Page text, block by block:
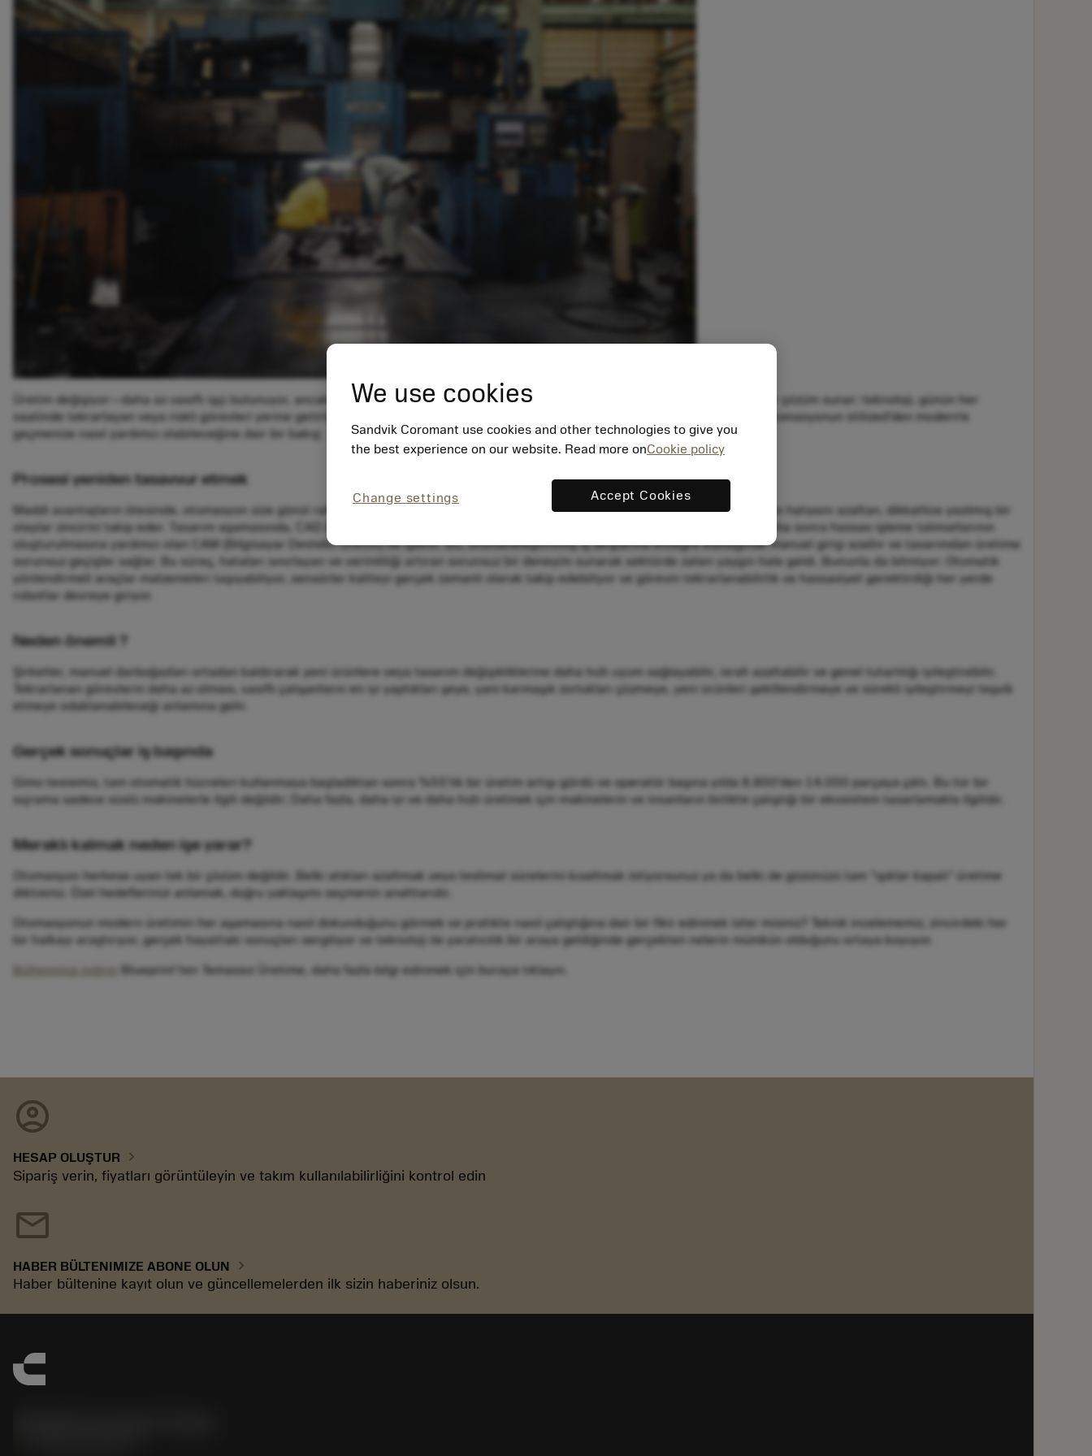
Üretim değişiyor—daha az vasıflı işçi bulunuyor, ancak yüksek kaliteli çıktıya olan talep güçlü kalmaya devam ediyor. Otomasyon bir çözüm sunar: teknoloji, günün her
saatinde tekrarlayan veya riskli görevleri yerine getirir ve yaratıcı problem çözme ve yenilik için insan yeteneğini serbest bırakır. Otomasyonun stilized'den modern'e
geçmenize nasıl yardımcı olabileceğine dair bir bakış:
Prosesi yeniden tasavvur etmek
Maddi avantajların ötesinde, otomasyon size gönül rahatlığı sağlar. Her şey, vasıflı işçileri tekrarlayan görevlerden kurtaran ve insan hatasını azaltan, dikkatlice yazılmış bir
olaylar zincirini takip eder. Tasarım aşamasında, CAD (Bilgisayar Destekli Tasarım) fikirleri ayrıntılı modellere dönüştürür. Bunlar daha sonra hassas işleme talimatlarının
oluşturulmasına yardımcı olan CAM (Bilgisayar Destekli Üretim) ile işlenir. Bu, otomatikleştirilmiş iş akışlarına entegre edildiğinde manuel girişi azaltır ve tasarımdan üretime
sorunsuz geçişler sağlar. Bu süreç, hataları sınırlayan ve verimliliği artıran sorunsuz bir deneyim sunarak sektörde zaten yaygın hale geldi. Bununla da bitmiyor: Otomatik
yönlendirmeli araçlar malzemeleri taşıyabiliyor, sensörler kaliteyi gerçek zamanlı olarak takip edebiliyor ve görevin tekrarlanabilirlik ve hassasiyet gerektirdiği her yerde
robotlar devreye giriyor.
Neden önemli ?
Şirketler, manuel darboğazları ortadan kaldırarak yeni ürünlere veya tasarım değişikliklerine daha hızlı uyum sağlayabilir, israfı azaltabilir ve genel tutarlılığı iyileştirebilir.
Tekrarlanan görevlerin daha az olması, vasıflı çalışanların en iyi yaptıkları şeye, yani karmaşık zorlukları çözmeye, yeni ürünleri şekillendirmeye ve sürekli iyileştirmeyi teşvik
etmeye odaklanabileceği anlamına gelir.
Gerçek sonuçlar iş başında
Gimo tesisimiz, tam otomatik hücreleri kullanmaya başladıktan sonra %55'lik bir üretim artışı gördü ve operatör başına yılda 8.800'den 14.000 parçaya çıktı. Bu tür bir
sıçrama sadece süslü makinelerle ilgili değildir; Daha fazla, daha iyi ve daha hızlı üretmek için makinelerin ve insanların birlikte çalıştığı bir ekosistem tasarlamakla ilgilidir.
Meraklı kalmak neden işe yarar?
Otomasyon herkese uyan tek bir çözüm değildir. Belki atıkları azaltmak veya teslimat sürelerini kısaltmak istiyorsunuz ya da belki de gözünüzü tam "ışıklar kapalı" üretime
diktisiniz. Özel hedeflerinizi anlamak, doğru yaklaşımı seçmenin anahtarıdır.
Otomasyonun modern üretimin her aşamasına nasıl dokunduğunu görmek ve pratikte nasıl çalıştığına dair bir fikir edinmek ister misiniz? Teknik incelememiz, zincirdeki her
bir halkayı araştırıyor, gerçek hayattaki sonuçları sergiliyor ve teknoloji ile yaratıcılık bir araya geldiğinde gerçekten nelerin mümkün olduğunu ortaya koyuyor.
Bültenimizi indirin
Blueprint'ten Temassız Üretime, daha fazla bilgi edinmek için buraya tıklayın.
account_circle
HESAP OLUŞTUR chevron_right
Sipariş verin, fiyatları görüntüleyin ve takım kullanılabilirliğini kontrol edin
mail
HABER BÜLTENIMIZE ABONE OLUN chevron_right
Haber bültenine kayıt olun ve güncellemelerden ilk sizin haberiniz olsun.
We use cookies
Sandvik Coromant use cookies and other technologies to give you
the best experience on our website. Read more onCookie policy
Change settings Accept Cookies